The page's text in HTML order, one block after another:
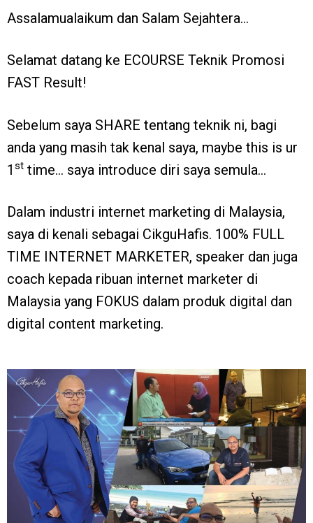
Assalamualaikum dan Salam Sejahtera…
Selamat datang ke ECOURSE Teknik Promosi
FAST Result!
Sebelum saya SHARE tentang teknik ni, bagi
anda yang masih tak kenal saya, maybe this is ur
1 st time… saya introduce diri saya semula…
Dalam industri internet marketing di Malaysia,
saya di kenali sebagai CikguHafis. 100% FULL
TIME INTERNET MARKETER, speaker dan juga
coach kepada ribuan internet marketer di
Malaysia yang FOKUS dalam produk digital dan
digital content marketing.